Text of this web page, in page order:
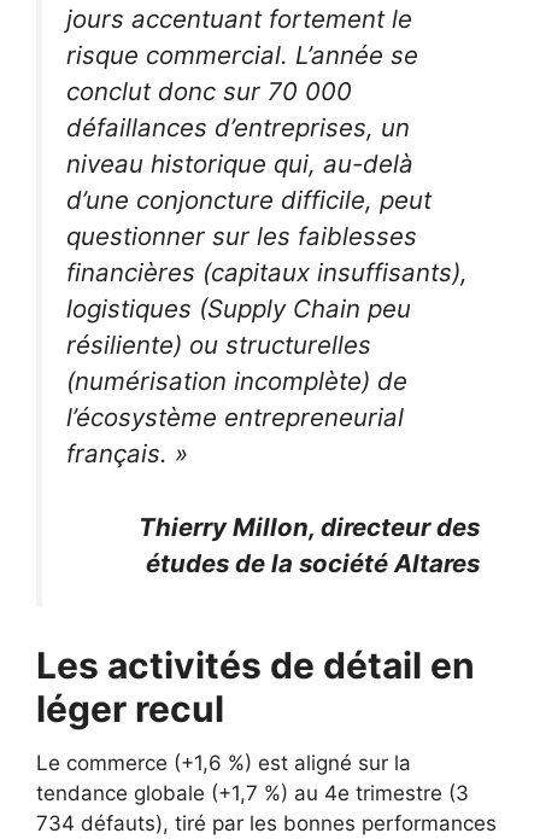
jours accentuant fortement le
risque commercial. L’année se
conclut donc sur 70 000
défaillances d’entreprises, un
niveau historique qui, au-delà
d’une conjoncture difficile, peut
questionner sur les faiblesses
financières (capitaux insuffisants),
logistiques (Supply Chain peu
résiliente) ou structurelles
(numérisation incomplète) de
l’écosystème entrepreneurial
français. »
Thierry Millon, directeur des
études de la société Altares
Les activités de détail en
léger recul
Le commerce (+1,6 %) est aligné sur la
tendance globale (+1,7 %) au 4e trimestre (3
734 défauts), tiré par les bonnes performances